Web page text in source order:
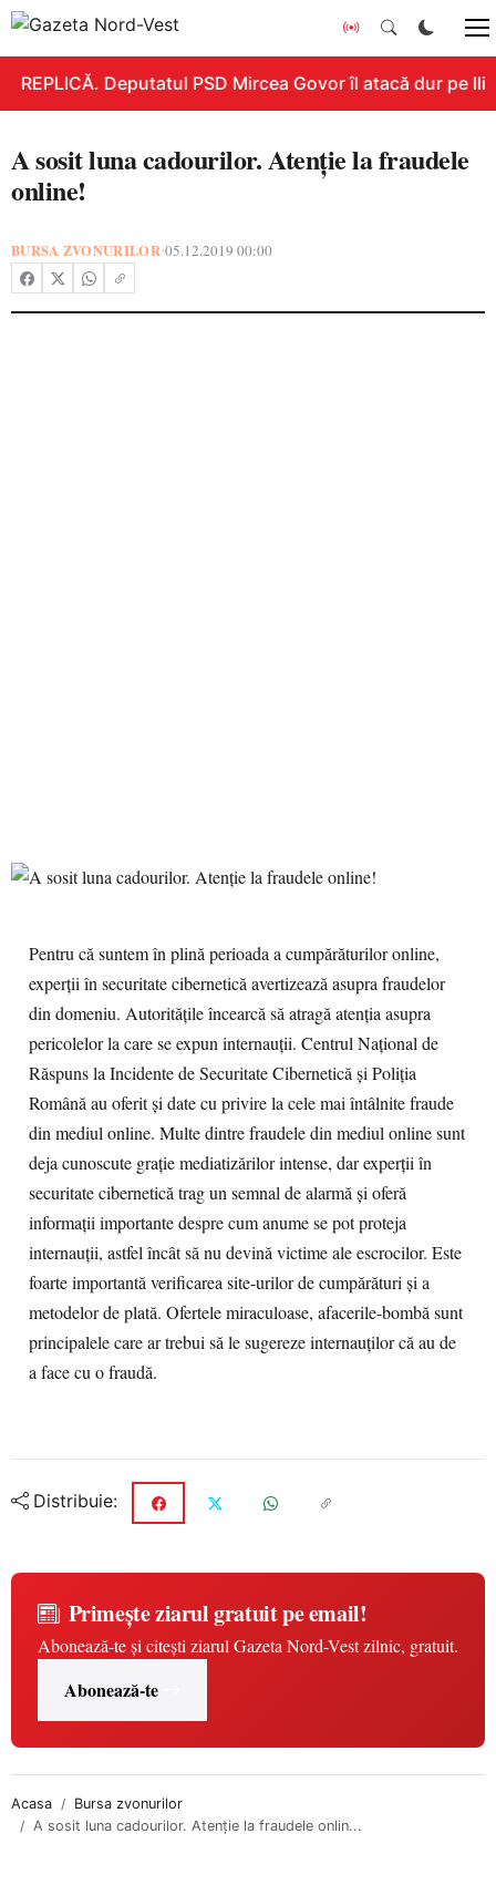
REPLICĂ. Deputatul PSD Mircea Govor îl atacă dur pe
A sosit luna cadourilor. Atenție la fraudele
online!
BURSA ZVONURILOR•05.12.2019 00:00
Pentru că suntem în plină perioada a cumpărăturilor online,
experții în securitate cibernetică avertizează asupra fraudelor
din domeniu. Autoritățile încearcă să atragă atenția asupra
pericolelor la care se expun internauții. Centrul Național de
Răspuns la Incidente de Securitate Cibernetică și Poliția
Română au oferit și date cu privire la cele mai întâlnite fraude
din mediul online. Multe dintre fraudele din mediul online sunt
deja cunoscute grație mediatizărilor intense, dar experții în
securitate cibernetică trag un semnal de alarmă și oferă
informații importante despre cum anume se pot proteja
internauții, astfel încât să nu devină victime ale escrocilor. Este
foarte importantă verificarea site-urilor de cumpărături și a
metodelor de plată. Ofertele miraculoase, afacerile-bombă sunt
principalele care ar trebui să le sugereze internauților că au de
a face cu o fraudă.
Distribuie:
Primește ziarul gratuit pe email!
Abonează-te și citești ziarul Gazeta Nord-Vest zilnic, gratuit.
Abonează-te
Acasa
Bursa zvonurilor
A sosit luna cadourilor. Atenție la fraudele onlin...